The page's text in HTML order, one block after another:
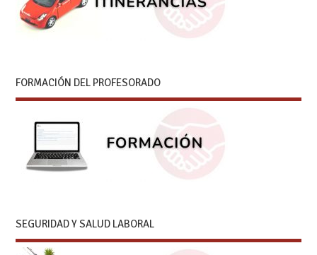
FORMACIÓN DEL PROFESORADO
SEGURIDAD Y SALUD LABORAL